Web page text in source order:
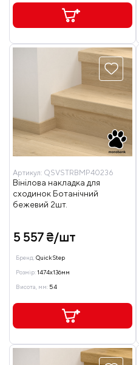
Артикул: QSVSTRBMP40236
Вінілова накладка для
сходинок Ботанічний
бежевий 2шт.
5 557 ₴/шт
Бренд:Quick Step
Розмір:1474x136мм
Висота, мм: 54